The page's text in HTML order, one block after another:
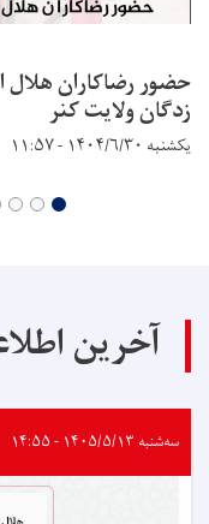
حضور رضاکاران هلال
زدگان ولایت کنر
یکشنبه ۱۴۰۴/۶/۳۰ - ۱۱:۵۷
آخرین
سه‌شنبه ۱۴۰۵/۵/۱۳ - ۱۴:۵۵